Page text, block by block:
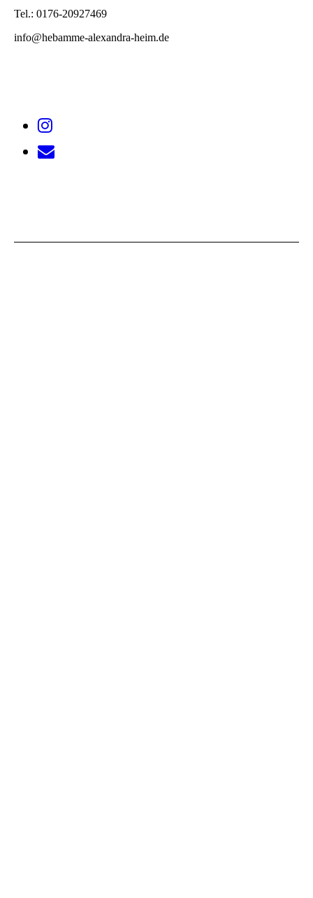
Tel.: 0176-20927469
info@hebamme-alexandra-heim.de